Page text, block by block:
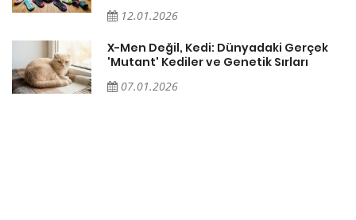
12.01.2026
X-Men Değil, Kedi: Dünyadaki Gerçek
'Mutant' Kediler ve Genetik Sırları
07.01.2026